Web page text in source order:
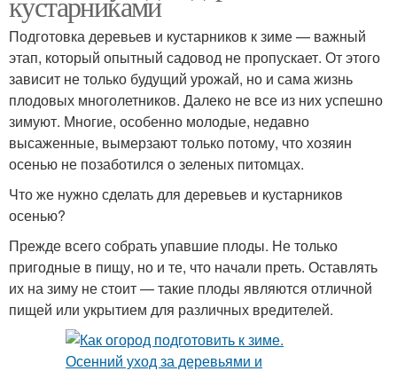
Подготовка деревьев и кустарников к зиме — важный
этап, который опытный садовод не пропускает. От этого
зависит не только будущий урожай, но и сама жизнь
плодовых многолетников. Далеко не все из них успешно
зимуют. Многие, особенно молодые, недавно
высаженные, вымерзают только потому, что хозяин
осенью не позаботился о зеленых питомцах.
Что же нужно сделать для деревьев и кустарников
осенью?
Прежде всего собрать упавшие плоды. Не только
пригодные в пищу, но и те, что начали преть. Оставлять
их на зиму не стоит — такие плоды являются отличной
пищей или укрытием для различных вредителей.